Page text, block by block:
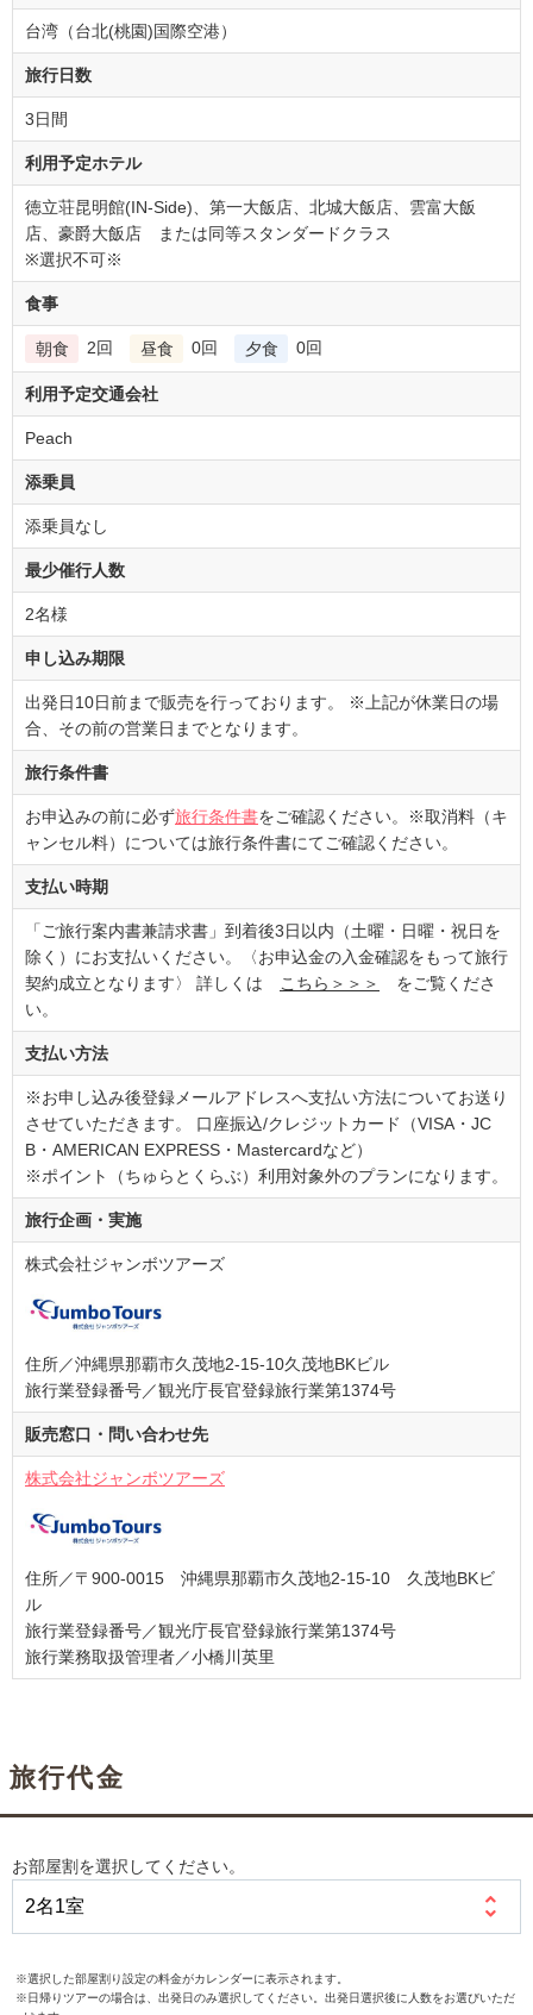
台湾（台北(桃園)国際空港）
旅行日数
3日間
利用予定ホテル
徳立荘昆明館(IN-Side)、第一大飯店、北城大飯店、雲富大飯
店、豪爵大飯店 または同等スタンダードクラス
※選択不可※
食事
朝食 2回 昼食 0回 夕食 0回
利用予定交通会社
Peach
添乗員
添乗員なし
最少催行人数
2名様
申し込み期限
出発日10日前まで販売を行っております。 ※上記が休業日の場
合、その前の営業日までとなります。
旅行条件書
お申込みの前に必ず旅行条件書をご確認ください。※取消料（キ
ャンセル料）については旅行条件書にてご確認ください。
支払い時期
「ご旅行案内書兼請求書」到着後3日以内（土曜・日曜・祝日を
除く）にお支払いください。〈お申込金の入金確認をもって旅行
契約成立となります〉 詳しくは
こちら＞＞＞
をご覧くださ
い。
支払い方法
※お申し込み後登録メールアドレスへ支払い方法についてお送り
させていただきます。 口座振込/クレジットカード（VISA・JC
B・AMERICAN EXPRESS・Mastercardなど）
※ポイント（ちゅらとくらぶ）利用対象外のプランになります。
旅行企画・実施
株式会社ジャンボツアーズ
住所／沖縄県那覇市久茂地2-15-10久茂地BKビル
旅行業登録番号／観光庁長官登録旅行業第1374号
販売窓口・問い合わせ先
株式会社ジャンボツアーズ
住所／〒900-0015 沖縄県那覇市久茂地2-15-10 久茂地BKビ
ル
旅行業登録番号／観光庁長官登録旅行業第1374号
旅行業務取扱管理者／小橋川英里
旅行代金
お部屋割を選択してください。
※選択した部屋割り設定の料金がカレンダーに表示されます。
※日帰りツアーの場合は、出発日のみ選択してください。出発日選択後に人数をお選びいただ